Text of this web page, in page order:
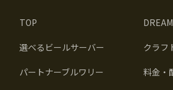
TOP
選べるビールサーバー クラフ
パートナーブルワリー 料金・